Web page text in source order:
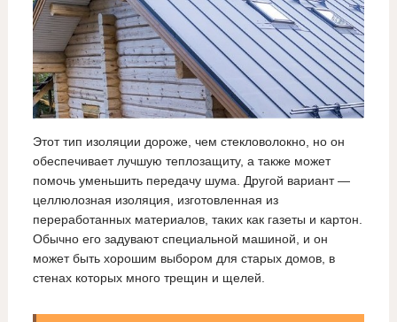
Этот тип изоляции дороже, чем стекловолокно, но он
обеспечивает лучшую теплозащиту, а также может
помочь уменьшить передачу шума. Другой вариант —
целлюлозная изоляция, изготовленная из
переработанных материалов, таких как газеты и картон.
Обычно его задувают специальной машиной, и он
может быть хорошим выбором для старых домов, в
стенах которых много трещин и щелей.